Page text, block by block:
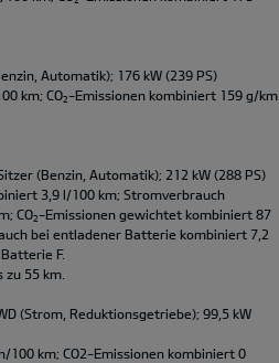
Automatik); 176 kW (239 PS)
km; CO2 -Emissionen kombiniert 159 g/km.
(Benzin, Automatik); 212 kW (288 PS)
3,9 l/100 km; Stromverbrauch
CO2 -Emissionen gewichtet kombiniert 87
bei entladener Batterie kombiniert 7,2
F.
zu 55 km.
(Strom, Reduktionsgetriebe); 99,5 kW
km; CO2-Emissionen kombiniert 0